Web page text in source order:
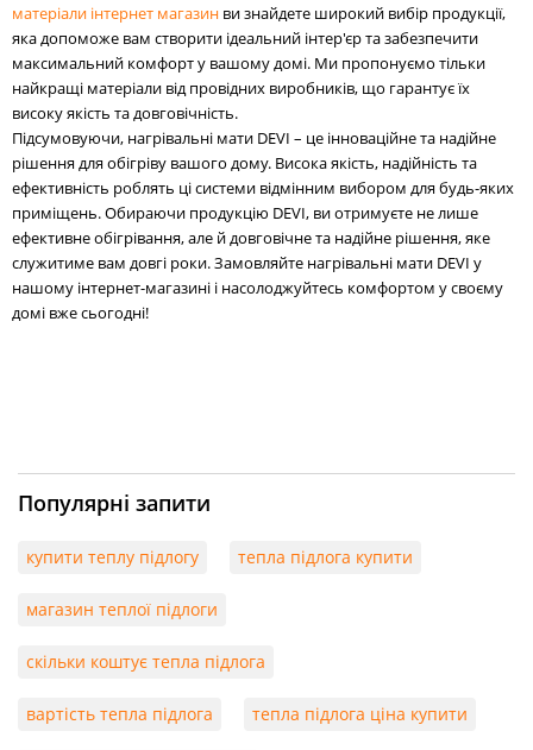
матеріали інтернет магазин ви знайдете широкий вибір продукції,
яка допоможе вам створити ідеальний інтер'єр та забезпечити
максимальний комфорт у вашому домі. Ми пропонуємо тільки
найкращі матеріали від провідних виробників, що гарантує їх
високу якість та довговічність.
Підсумовуючи, нагрівальні мати DEVI – це інноваційне та надійне
рішення для обігріву вашого дому. Висока якість, надійність та
ефективність роблять ці системи відмінним вибором для будь-яких
приміщень. Обираючи продукцію DEVI, ви отримуєте не лише
ефективне обігрівання, але й довговічне та надійне рішення, яке
служитиме вам довгі роки. Замовляйте нагрівальні мати DEVI у
нашому інтернет-магазині і насолоджуйтесь комфортом у своєму
домі вже сьогодні!
Популярні запити
купити теплу підлогу тепла підлога купити
магазин теплої підлоги
скільки коштує тепла підлога
вартість тепла підлога тепла підлога ціна купити